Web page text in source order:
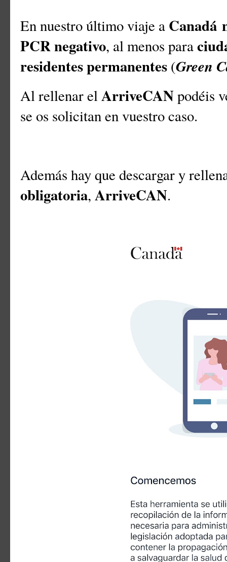
En nuestro último viaje a Canadá
PCR negativo, al menos para
residentes permanentes (Green
Al rellenar elArriveCANpodéis
se os solicitan en vuestro caso.
Además hay que descargar y
obligatoria, ArriveCAN.